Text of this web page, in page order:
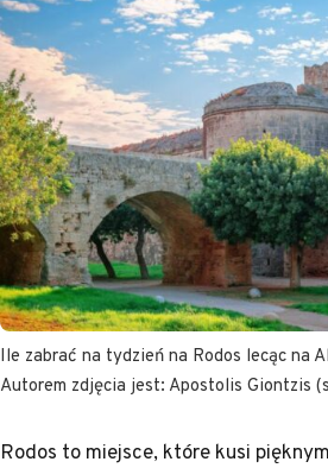
Ile zabrać na tydzień na Rodos lecąc na
Autorem zdjęcia jest: Apostolis Giontzis
Rodos to miejsce, które kusi